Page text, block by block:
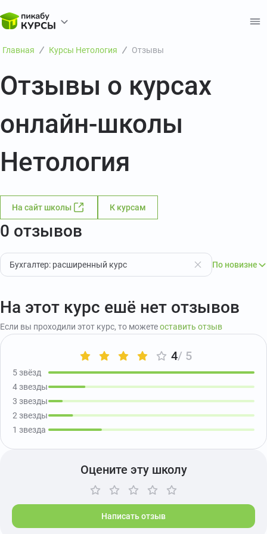
Главная Курсы Нетология Отзывы
Отзывы о курсах
онлайн-школы
Нетология
На сайт школы К курсам
0 отзывов
Бухгалтер: расширенный курс По новизне
На этот курс ешё нет отзывов
Если вы проходили этот курс, то можетеоставить отзыв
4/ 5
5 звёзд
4 звезды
3 звезды
2 звезды
1 звезда
Оцените эту школу
Написать отзыв